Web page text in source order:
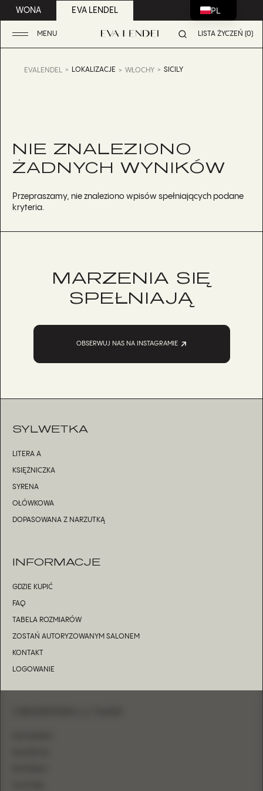
WONA EVA LENDEL
MENU LISTA ŻYCZEŃ (0)
EVALENDEL LOKALIZACJE WŁOCHY SICILY
NIE ZNALEZIONO
ŻADNYCH WYNIKÓW
Przepraszamy, nie znaleziono wpisów spełniających podane
kryteria.
MARZENIA SIĘ
SPEŁNIAJĄ
OBSERWUJ NAS NA INSTAGRAMIE
SYLWETKA
LITERA A
KSIĘŻNICZKA
SYRENA
OŁÓWKOWA
DOPASOWANA Z NARZUTKĄ
INFORMACJE
GDZIE KUPIĆ
FAQ
TABELA ROZMIARÓW
ZOSTAŃ AUTORYZOWANYM SALONEM
KONTAKT
LOGOWANIE
PL